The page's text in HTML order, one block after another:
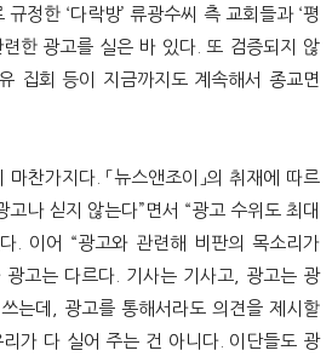
정한 ‘다락방’ 류광수씨 측 교회들과 ‘평
련한 광고를 실은 바 있다. 또 검증되지 않
집회 등이 지금까지도 계속해서 종교면
찬가지다. 「뉴스앤조이」의 취재에 따르
고나 싣지 않는다”면서 “광고 수위도 최대
. 이어 “광고와 관련해 비판의 목소리가
고는 다르다. 기사는 기사고, 광고는 광
는데, 광고를 통해서라도 의견을 제시할
가 다 실어 주는 건 아니다. 이단들도 광